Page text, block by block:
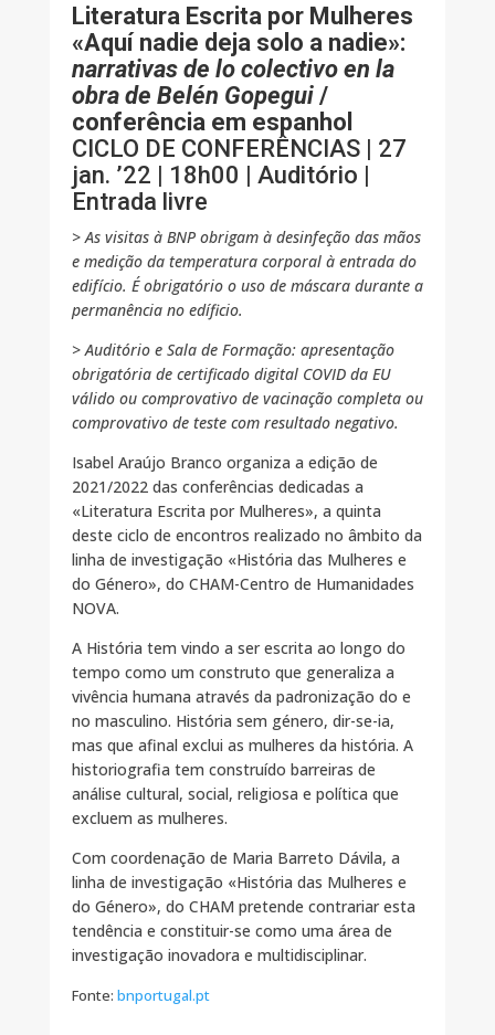
Literatura Escrita por Mulheres
«Aquí nadie deja solo a nadie»:
narrativas de lo colectivo en la
obra de Belén Gopegui/
conferência em espanhol
CICLO DE CONFERÊNCIAS | 27
jan. ’22 | 18h00 | Auditório |
Entrada livre
> As visitas à BNP obrigam à desinfeção das mãos
e medição da temperatura corporal à entrada do
edifício. É obrigatório o uso de máscara durante a
permanência no edíficio.
> Auditório e Sala de Formação: apresentação
obrigatória de certificado digital COVID da EU
válido ou comprovativo de vacinação completa ou
comprovativo de teste com resultado negativo.
Isabel Araújo Branco organiza a edição de
2021/2022 das conferências dedicadas a
«Literatura Escrita por Mulheres», a quinta
deste ciclo de encontros realizado no âmbito da
linha de investigação «História das Mulheres e
do Género», do CHAM-Centro de Humanidades
NOVA.
A História tem vindo a ser escrita ao longo do
tempo como um construto que generaliza a
vivência humana através da padronização do e
no masculino. História sem género, dir-se-ia,
mas que afinal exclui as mulheres da história. A
historiografia tem construído barreiras de
análise cultural, social, religiosa e política que
excluem as mulheres.
Com coordenação de Maria Barreto Dávila, a
linha de investigação «História das Mulheres e
do Género», do CHAM pretende contrariar esta
tendência e constituir-se como uma área de
investigação inovadora e multidisciplinar.
Fonte: bnportugal.pt